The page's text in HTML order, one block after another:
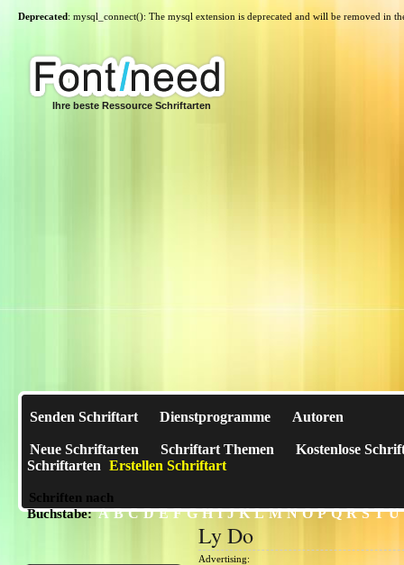
Deprecated: mysql_connect(): The mysql extension is deprecated and will be removed in
Ihre beste Ressource Schriftarten
Senden Schriftart Dienstprogramme Autoren
Neue Schriftarten Schriftart Themen
Kostenlose
Schriftarten Erstellen Schriftart
Schriften nach
Buchstabe:A B C D E F G H I J K L M N O P Q R S T U
Ly Do
Advertising: